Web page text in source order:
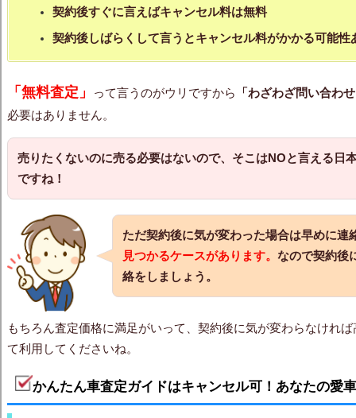
契約後すぐに言えばキャンセル料は無料
契約後しばらくして言うとキャンセル料がかかる可能性
「無料査定」 って言うのがウリですから
「わざわざ問い合わ
必要はありません。
売りたくないのに売る必要はないので、そこはNOと言える日
ですね！
ただ契約後に気が変わった場合は早めに連
見つかるケースがあります。なので契約後
絡をしましょう。
もちろん査定価格に満足がいって、契約後に気が変わらなけれ
て利用してくださいね。
かんたん車査定ガイドはキャンセル可！あなたの愛